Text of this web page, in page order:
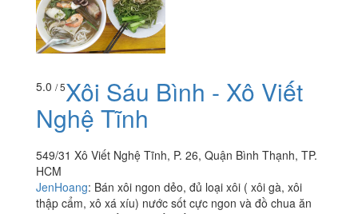
5.0 / 5Xôi Sáu Bình - Xô Viết
Nghệ Tĩnh
549/31 Xô Viết Nghệ Tĩnh, P. 26, Quận Bình Thạnh, TP.
HCM
JenHoang: Bán xôi ngon dẻo, đủ loại xôi ( xôi gà, xôi
thập cẩm, xô xá xíu) nước sốt cực ngon và đồ chua ăn